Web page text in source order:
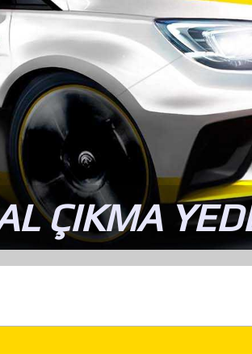
ÇIKMA
İMAJ